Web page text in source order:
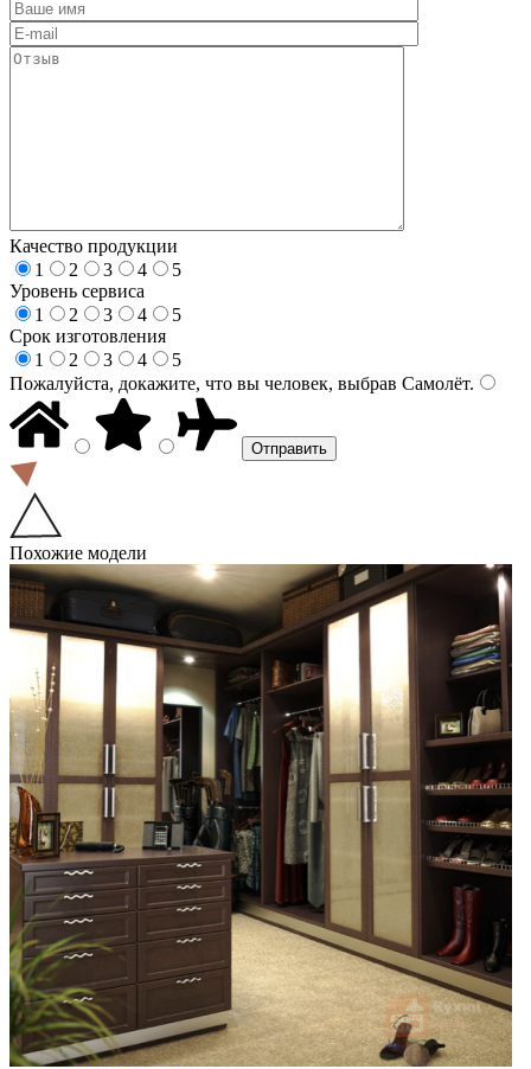
Качество продукции
1
2 3 4
5
Уровень сервиса
1
2 3 4
5
Срок изготовления
1
2 3 4
5
Пожалуйста, докажите, что вы человек, выбрав Самолёт.
Похожие модели